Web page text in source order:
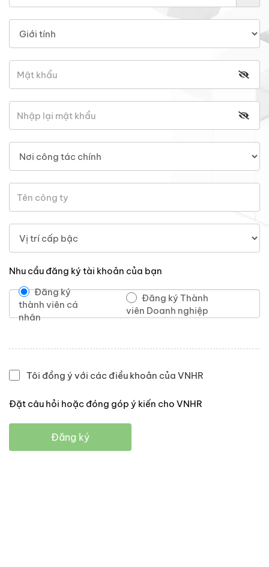
Nhu cầu đăng ký tài khoản của bạn
Đăng ký
thành viên cá
nhân
Đăng ký Thành
viên Doanh nghiệp
Tôi đồng ý với các điều khoản của VNHR
Đặt câu hỏi hoặc đóng góp ý kiến cho VNHR
Đăng ký